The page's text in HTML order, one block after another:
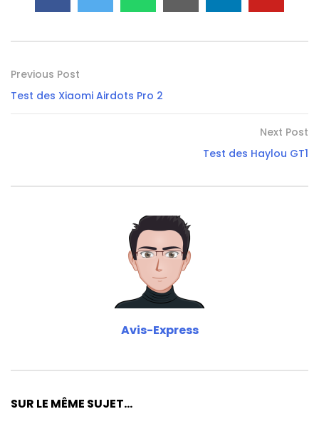
Previous Post
Test des Xiaomi Airdots Pro 2
Next Post
Test des Haylou GT1
Avis-Express
SUR LE MÊME SUJET...